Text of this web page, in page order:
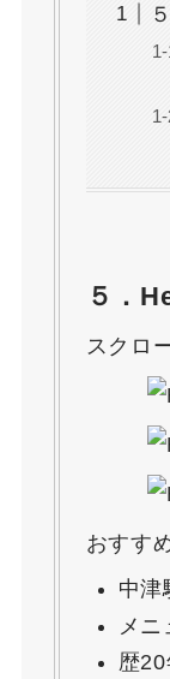
５．
スクロ
おすす
中津
メ
歴